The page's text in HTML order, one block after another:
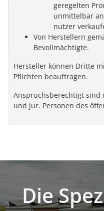
geregelten
unmittelbar
nutzer
Von Herstellern
Bevollmächtigte.
Hersteller können Dritte
Pflichten beauftragen.
Anspruchsberechtigt sind
und jur. Personen des
Die